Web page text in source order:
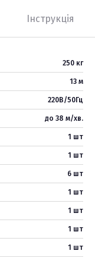
Інструкція
250 кг
13 м
220В/50Гц
до 38 м/хв.
1 шт
1 шт
6 шт
1 шт
1 шт
1 шт
1 шт